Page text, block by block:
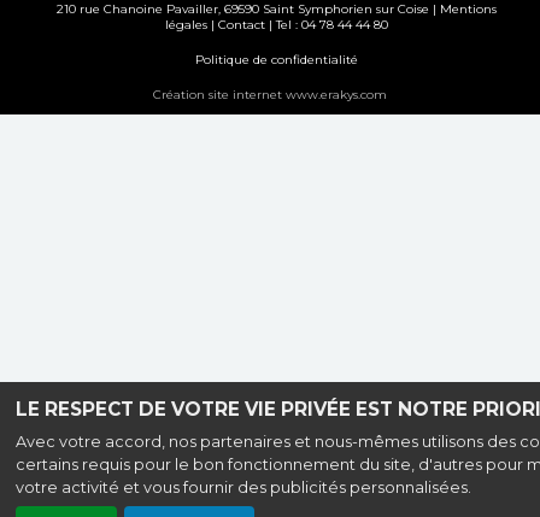
LE RESPECT DE VOTRE VIE PRIVÉE EST NOTRE
Avec votre accord, nos partenaires et nous-mêmes utilisons des
certains requis pour le bon fonctionnement du site, d'autres pour
votre activité et vous fournir des publicités personnalisées.
210 rue Chanoine Pavailler, 69590 Saint Symphorien sur Coise | Mentions
légales| Contact| Tel : 04 78 44 44 80
Politique de confidentialité
Création site internet www.erakys.com